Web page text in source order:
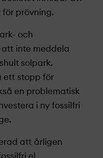
för prövning.
och
att inte meddela
solpark.
ett stopp för
en problematisk
i ny fossilfri
att årligen
el,